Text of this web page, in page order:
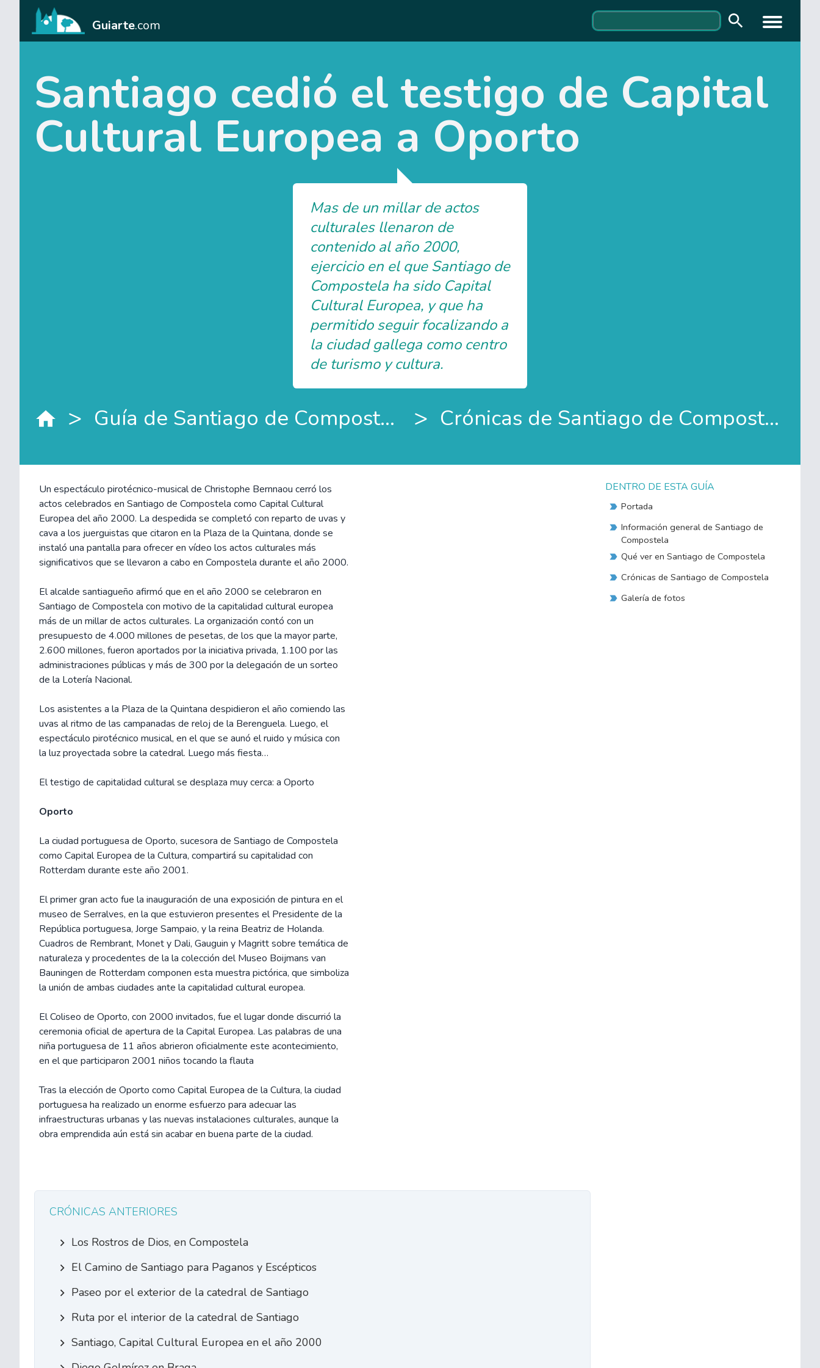
Guiarte.com
Santiago cedió el testigo de Capital
Cultural Europea a Oporto
Mas de un millar de actos
culturales llenaron de
contenido al año 2000,
ejercicio en el que Santiago de
Compostela ha sido Capital
Cultural Europea, y que ha
permitido seguir focalizando a
la ciudad gallega como centro
de turismo y cultura.
> Guía de Santiago de Compostela > Crónicas de Santiago de Compostela
Un espectáculo pirotécnico-musical de Christophe Bernnaou cerró los
actos celebrados en Santiago de Compostela como Capital Cultural
Europea del año 2000. La despedida se completó con reparto de uvas y
cava a los juerguistas que citaron en la Plaza de la Quintana, donde se
instaló una pantalla para ofrecer en vídeo los actos culturales más
significativos que se llevaron a cabo en Compostela durante el año 2000.
El alcalde santiagueño afirmó que en el año 2000 se celebraron en
Santiago de Compostela con motivo de la capitalidad cultural europea
más de un millar de actos culturales. La organización contó con un
presupuesto de 4.000 millones de pesetas, de los que la mayor parte,
2.600 millones, fueron aportados por la iniciativa privada, 1.100 por las
administraciones públicas y más de 300 por la delegación de un sorteo
de la Lotería Nacional.
Los asistentes a la Plaza de la Quintana despidieron el año comiendo las
uvas al ritmo de las campanadas de reloj de la Berenguela. Luego, el
espectáculo pirotécnico musical, en el que se aunó el ruido y música con
la luz proyectada sobre la catedral. Luego más fiesta…
El testigo de capitalidad cultural se desplaza muy cerca: a Oporto
Oporto
La ciudad portuguesa de Oporto, sucesora de Santiago de Compostela
como Capital Europea de la Cultura, compartirá su capitalidad con
Rotterdam durante este año 2001.
El primer gran acto fue la inauguración de una exposición de pintura en el
museo de Serralves, en la que estuvieron presentes el Presidente de la
República portuguesa, Jorge Sampaio, y la reina Beatriz de Holanda.
Cuadros de Rembrant, Monet y Dali, Gauguin y Magritt sobre temática de
naturaleza y procedentes de la la colección del Museo Boijmans van
Bauningen de Rotterdam componen esta muestra pictórica, que simboliza
la unión de ambas ciudades ante la capitalidad cultural europea.
El Coliseo de Oporto, con 2000 invitados, fue el lugar donde discurrió la
ceremonia oficial de apertura de la Capital Europea. Las palabras de una
niña portuguesa de 11 años abrieron oficialmente este acontecimiento,
en el que participaron 2001 niños tocando la flauta
Tras la elección de Oporto como Capital Europea de la Cultura, la ciudad
portuguesa ha realizado un enorme esfuerzo para adecuar las
infraestructuras urbanas y las nuevas instalaciones culturales, aunque la
obra emprendida aún está sin acabar en buena parte de la ciudad.
CRÓNICAS ANTERIORES
Los Rostros de Dios, en Compostela
El Camino de Santiago para Paganos y Escépticos
Paseo por el exterior de la catedral de Santiago
Ruta por el interior de la catedral de Santiago
Santiago, Capital Cultural Europea en el año 2000
DENTRO DE ESTA GUÍA
Portada
Información general de Santiago de
Compostela
Qué ver en Santiago de Compostela
Crónicas de Santiago de Compostela
Galería de fotos